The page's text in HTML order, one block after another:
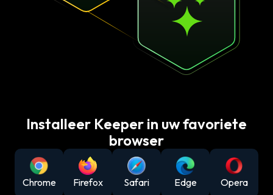
Installeer Keeper in uw favoriete
browser
Chrome Firefox Safari Edge Opera